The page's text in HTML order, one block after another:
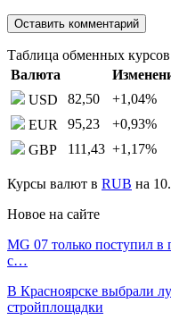
Таблица обменных курсов
Валюта
USD
82,50 +1,04%
EUR
95,23 +0,93%
GBP
111,43 +1,17%
Курсы валют в RUB на
Новое на сайте
MG 07 только поступил в
с…
В Красноярске выбрали
стройплощадки